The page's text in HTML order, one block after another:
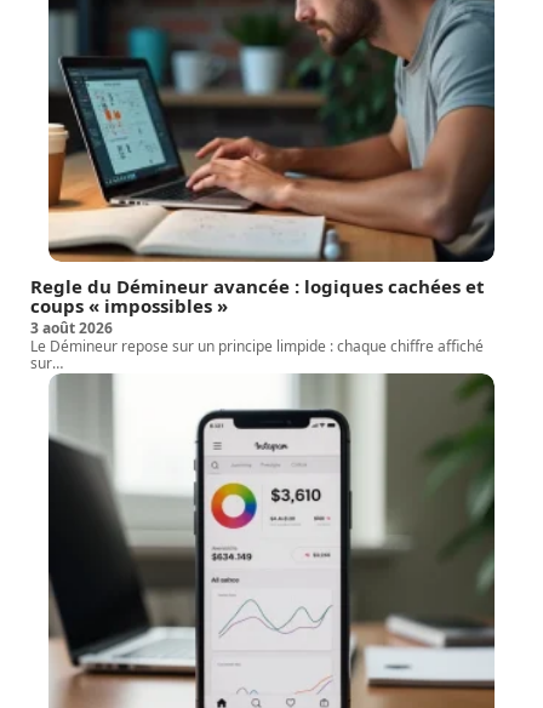
Regle du Démineur avancée : logiques cachées et
coups « impossibles »
3 août 2026
Le Démineur repose sur un principe limpide : chaque chiffre affiché
sur…